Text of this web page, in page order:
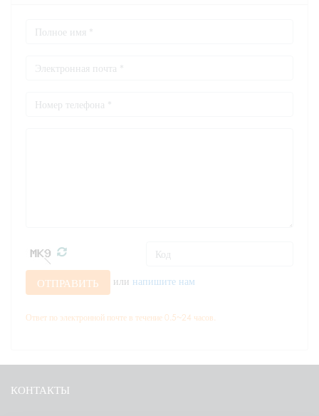
ОТПРАВИТЬ или напишите нам
Ответ по электронной почте в течение 0.5~24 часов.
КОНТАКТЫ